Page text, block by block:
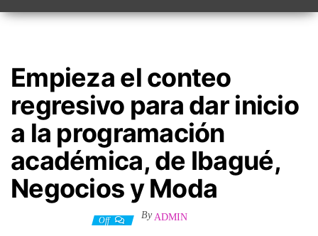
Empieza el conteo
regresivo para dar inicio
a la programación
académica, de Ibagué,
Negocios y Moda
Off By ADMIN